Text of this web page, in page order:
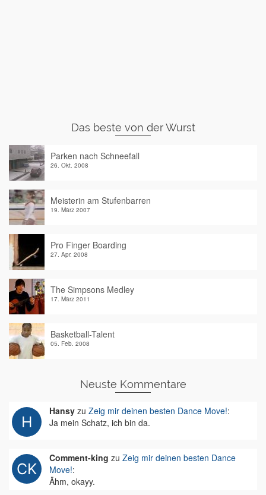
Das beste von der Wurst
Parken nach Schneefall
26. Okt. 2008
Meisterin am Stufenbarren
19. März 2007
Pro Finger Boarding
27. Apr. 2008
The Simpsons Medley
17. März 2011
Basketball-Talent
05. Feb. 2008
Neuste Kommentare
Hansy zu Zeig mir deinen besten Dance Move!:
Ja mein Schatz, ich bin da.
Comment-king zu Zeig mir deinen besten Dance
Move!:
Ähm, okayy.